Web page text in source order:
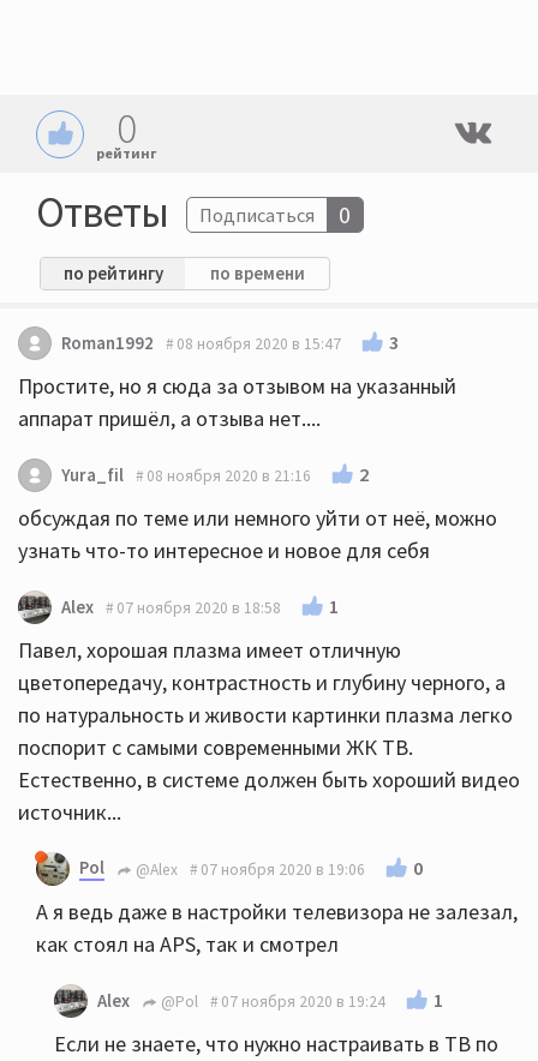
0
рейтинг
Ответы Подписаться 0
по рейтингу по времени
Roman1992 08 ноября 2020 в 15:47 3
Простите, но я сюда за отзывом на указанный
аппарат пришёл, а отзыва нет....
Yura_fil 08 ноября 2020 в 21:16 2
обсуждая по теме или немного уйти от неё, можно
узнать что-то интересное и новое для себя
Alex 07 ноября 2020 в 18:58 1
Павел, хорошая плазма имеет отличную
цветопередачу, контрастность и глубину черного, а
по натуральность и живости картинки плазма легко
поспорит с самыми современными ЖК ТВ.
Естественно, в системе должен быть хороший видео
источник...
Pol @Alex 07 ноября 2020 в 19:06 0
А я ведь даже в настройки телевизора не залезал,
как стоял на APS, так и смотрел
Alex @Pol 07 ноября 2020 в 19:24 1
Если не знаете, что нужно настраивать в ТВ по